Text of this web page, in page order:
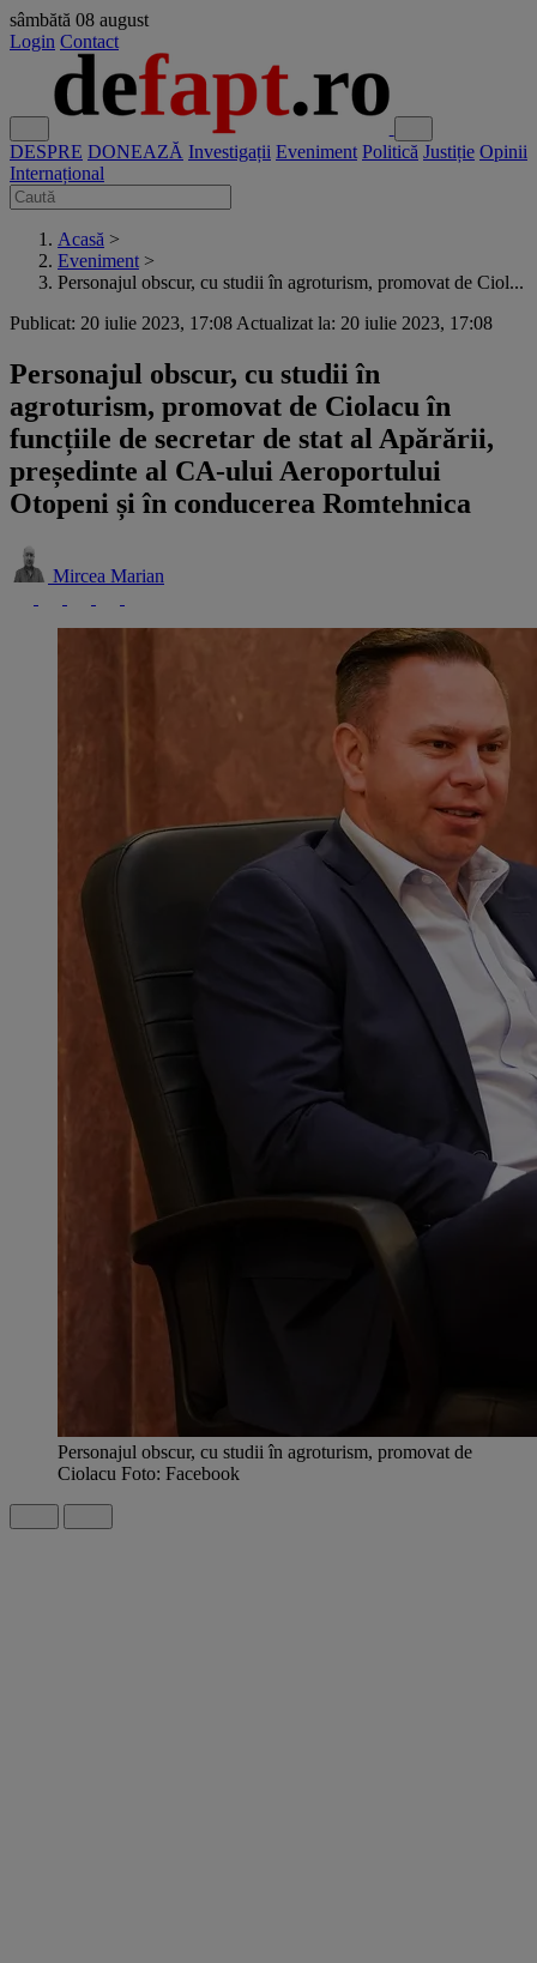
sâmbătă 08 august
Login Contact
DESPRE DONEAZĂ Investigații Eveniment Politică Justiție Opinii
Internațional
Acasă >
Eveniment >
Personajul obscur, cu studii în agroturism, promovat de Ciol...
Publicat: 20 iulie 2023, 17:08 Actualizat la: 20 iulie 2023, 17:08
Personajul obscur, cu studii în
agroturism, promovat de Ciolacu în
funcțiile de secretar de stat al Apărării,
președinte al CA-ului Aeroportului
Otopeni și în conducerea Romtehnica
Mircea Marian
Personajul obscur, cu studii în agroturism, promovat de
Ciolacu Foto: Facebook